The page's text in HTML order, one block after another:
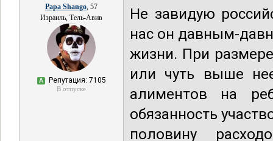
Papa Shango, 57
Израиль, Тель-Авив
А Репутация: 7105
В отпуске
Не завидую
нас он давным-
жизни. При
или чуть выше
алиментов на
обязанность
половину